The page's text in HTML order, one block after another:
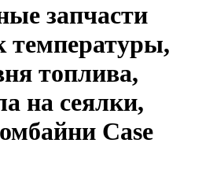
запчасти
температуры,
топлива,
на сеялки,
Case